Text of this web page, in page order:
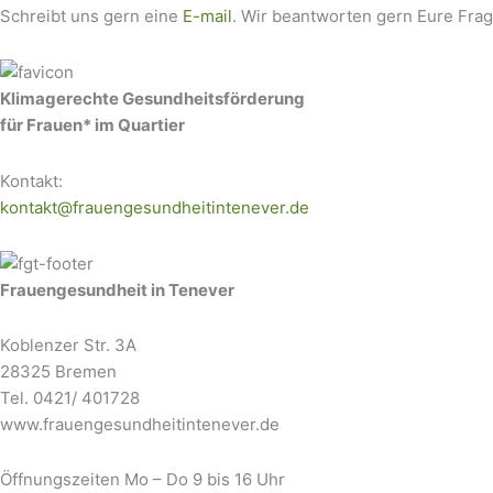
Schreibt uns gern eine E-mail. Wir beantworten gern Eure
Klimagerechte Gesundheitsförderung
für Frauen* im Quartier
Kontakt:
kontakt@frauengesundheitintenever.de
Frauengesundheit in Tenever
Koblenzer Str. 3A
28325 Bremen
Tel. 0421/ 401728
www.frauengesundheitintenever.de
Öffnungszeiten Mo – Do 9 bis 16 Uhr